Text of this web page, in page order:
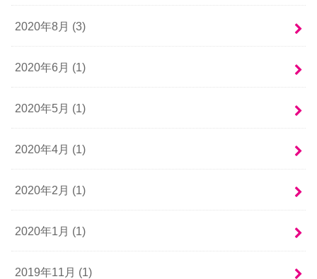
2020年8月 (3)
2020年6月 (1)
2020年5月 (1)
2020年4月 (1)
2020年2月 (1)
2020年1月 (1)
2019年11月 (1)